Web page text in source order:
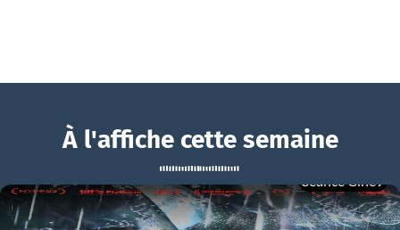
À l'affiche cette semaine